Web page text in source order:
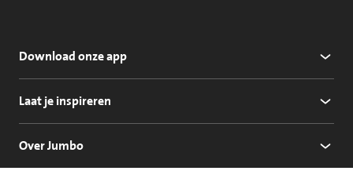
Download onze app
Laat je inspireren
Over Jumbo